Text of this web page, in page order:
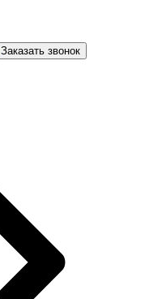
Заказать звонок